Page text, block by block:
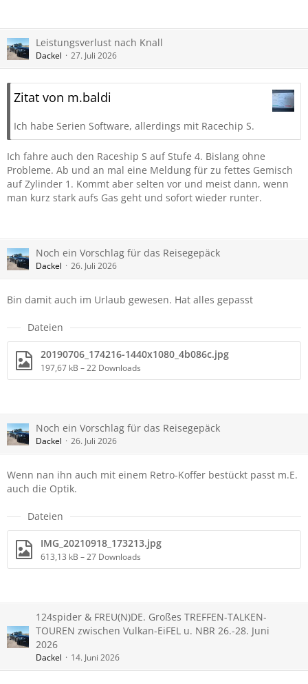
Leistungsverlust nach Knall
Dackel 27. Juli 2026
Zitat von m.baldi
Ich habe Serien Software, allerdings mit Racechip S.
Ich fahre auch den Raceship S auf Stufe 4. Bislang ohne
Probleme. Ab und an mal eine Meldung für zu fettes Gemisch
auf Zylinder 1. Kommt aber selten vor und meist dann, wenn
man kurz stark aufs Gas geht und sofort wieder runter.
Noch ein Vorschlag für das Reisegepäck
Dackel 26. Juli 2026
Bin damit auch im Urlaub gewesen. Hat alles gepasst
Dateien
20190706_174216-1440x1080_4b086c.jpg
197,67 kB – 22 Downloads
Noch ein Vorschlag für das Reisegepäck
Dackel 26. Juli 2026
Wenn nan ihn auch mit einem Retro-Koffer bestückt passt m.E.
auch die Optik.
Dateien
IMG_20210918_173213.jpg
613,13 kB – 27 Downloads
124spider & FREU(N)DE. Großes TREFFEN-TALKEN-
TOUREN zwischen Vulkan-EiFEL u. NBR 26.-28. Juni
2026
Dackel 14. Juni 2026